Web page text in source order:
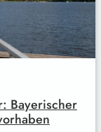
Bayerischer